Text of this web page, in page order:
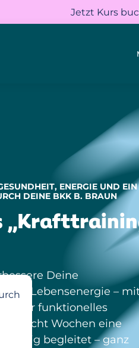
Jetzt Kurs
ENERGIE UND EIN
DEINE BKK B. BRAUN
Deine
Lebensenergie –
für funktionelles
in acht Wochen eine
begleitet – ganz